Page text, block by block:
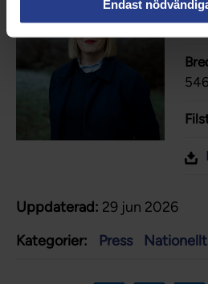
Endast
Uppdaterad: 29 jun 2026
Kategorier:
Press Nationellt